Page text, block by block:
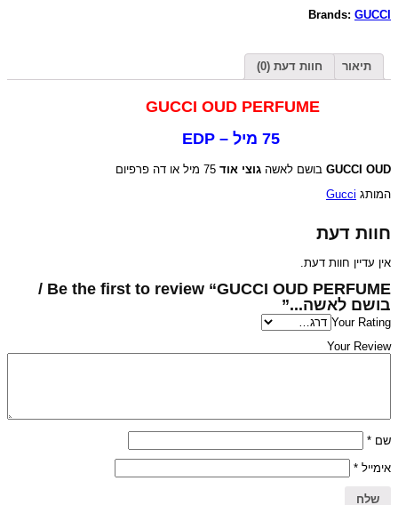
Brands: GUCCI
תיאור חוות דעת (0)
GUCCI OUD בושם לאשה גוצי אוד
המותג Gucci
חוות דעת
אין עדיין חוות דעת.
Be the first to review “GUCCI OUD PERFUME /
בושם לאשה...”
Your Rating
Your Review
שם *
אימייל *